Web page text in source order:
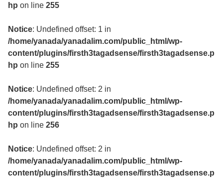
hp on line255
Notice: Undefined offset: 1 in
/home/yanada/yanadalim.com/public_html/wp-
content/plugins/firsth3tagadsense/firsth3tagadsense.p
hp on line255
Notice: Undefined offset: 2 in
/home/yanada/yanadalim.com/public_html/wp-
content/plugins/firsth3tagadsense/firsth3tagadsense.p
hp on line256
Notice: Undefined offset: 2 in
/home/yanada/yanadalim.com/public_html/wp-
content/plugins/firsth3tagadsense/firsth3tagadsense.p